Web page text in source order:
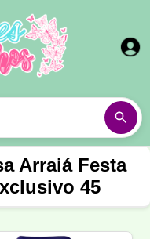
Arraiá Festa
45